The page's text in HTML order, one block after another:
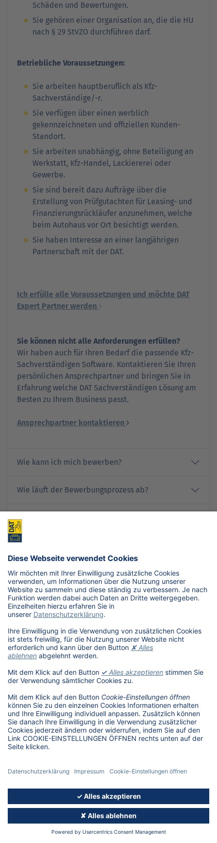
Schäden und Bewertungen.
Sie gehören einer Organisation an, die die HU
nach § 29 StVZO durchführen darf.
Betriebliche Voraussetzungen:
Sie arbeiten hauptberuflich als Kfz-
Sachverständige/-r.
Sie verfügen über einen werblich
gekennzeichneten und offiziellen Kunden-
Standort.
Sie arbeiten unabhängig, ohne Beteiligung an
Werkstatt, Kfz-Handel, Lackiererei oder
Gewerbe.
Sie sind bereit dazu Aufträge über die
Erstellung von Prüfgutachten für Leasing- und
Finanzierungsrückläufer anzunehmen, welche
beim Autohaus vor Ort besichtigt werden.
Sie haben Interesse an einer langjährigen
Partnerschaft mit der DAT.
Ich erfülle alle Voraussetzungen und möchte DAT
Expert Partner werden
Sie können nicht alle Anforderungen erfüllen?
Wir haben auch für Ihren Bedarf die passende Kfz-
Sachverständigen Software. Kontaktieren Sie Ihren
persönlichen Ansprechpartner und bringen Sie in
Erfahrung welche DAT Sachverständigen Lösung am
Besten zu Ihrem Business passt.
Ansprechpartner kontaktieren
Wie kann ich mich bewerben?
Wie läuft der Bewerbungsprozess ab?
Was passiert mit meinem bisherigen Vertrag,
nachdem ich DAT Expert Partner wurde?
Wie lerne ich den Umgang mit der Software
SilverDAT 3 Expert Partner?
Kontakt
Hellmuth-Hirth-Straße 1
73760 Ostfildern
Tel:+49 711 4503-130
Noch mehr Wissen, das bewegt: